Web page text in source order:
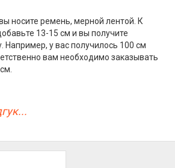
носите ремень, мерной лентой. К
13-15 см и вы получите
Например, у вас получилось 100 см
вам необходимо заказывать